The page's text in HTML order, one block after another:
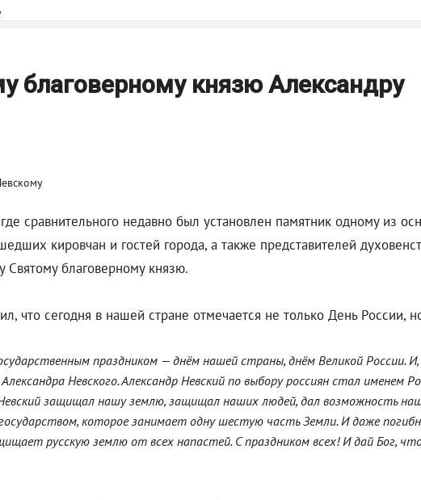
благоверному князю Александру
сравнительного недавно был установлен памятник одному из
кировчан и гостей города, а также представителей
Святому благоверному князю.
что сегодня в нашей стране отмечается не только День России,
праздником — днём нашей страны, днём Великой России.
Невского. Александр Невский по выбору россиян стал именем
Невский защищал нашу землю, защищал наших людей, дал возможность
которое занимает одну шестую часть Земли. И даже
русскую землю от всех напастей. С праздником всех! И дай Бог,